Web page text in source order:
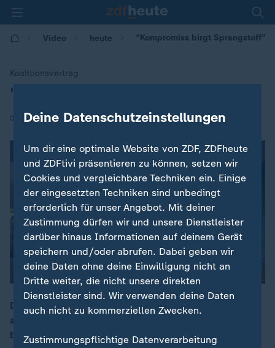
Video heute "Kompromiss birgt Sprengstoff"
Koalitionsvertrag
:"Kompromiss birgt Sprengstoff"
08.02.2018 | 10:05
00:05
Die zahlreiche Kritik legt nahe, dass der mühsam
ausgehandelte Koalitionsvertrag allerlei Sprengstoff
bietet, so ZDF-Korrespondentin Britta Buchholz.
Deine Datenschutzeinstellungen
Um dir eine optimale Website von ZDF, ZDFheute
und ZDFtivi präsentieren zu können, setzen wir
Cookies und vergleichbare Techniken ein. Einige
der eingesetzten Techniken sind unbedingt
erforderlich für unser Angebot. Mit deiner
Zustimmung dürfen wir und unsere Dienstleister
darüber hinaus Informationen auf deinem Gerät
speichern und/oder abrufen. Dabei geben wir
deine Daten ohne deine Einwilligung nicht an
Dritte weiter, die nicht unsere direkten
Dienstleister sind. Wir verwenden deine Daten
auch nicht zu kommerziellen Zwecken.
Zustimmungspflichtige Datenverarbeitung